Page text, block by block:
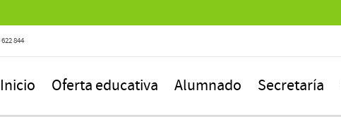
844
Inicio Oferta educativa Alumnado Secretaría